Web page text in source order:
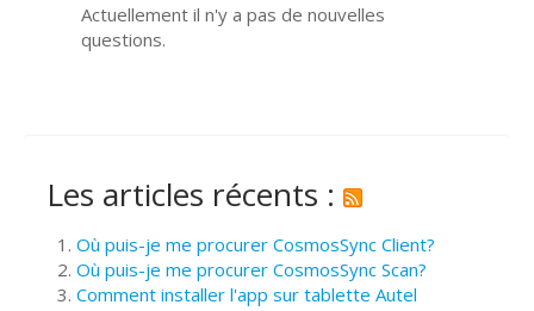
Actuellement il n'y a pas de nouvelles
questions.
Les articles récents :
Où puis-je me procurer CosmosSync Client?
Où puis-je me procurer CosmosSync Scan?
Comment installer l'app sur tablette Autel